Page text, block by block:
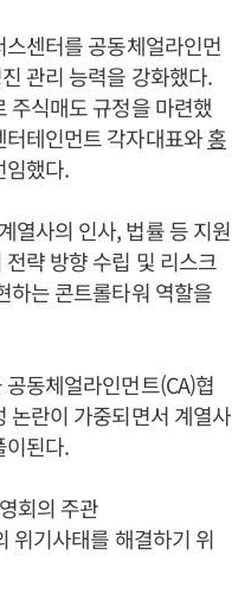
센터를 공동체얼라인먼
관리 능력을 강화했다.
주식매도 규정을 마련했
테인먼트 각자대표와홍
임했다.
열사의 인사, 법률 등 지원
략 방향 수립 및 리스크
하는 콘트롤타워 역할을
동체얼라인먼트(CA)협
논란이 가중되면서 계열사
이된다.
회의 주관
위기사태를 해결하기 위